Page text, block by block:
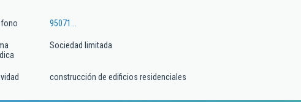
95071...
Sociedad limitada
construcción de edificios residenciales